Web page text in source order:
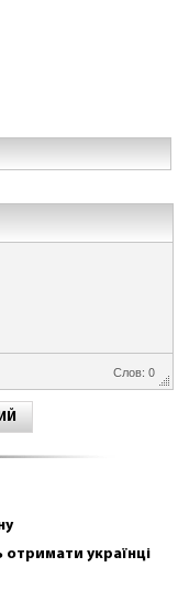
Слов: 0
отримати українці